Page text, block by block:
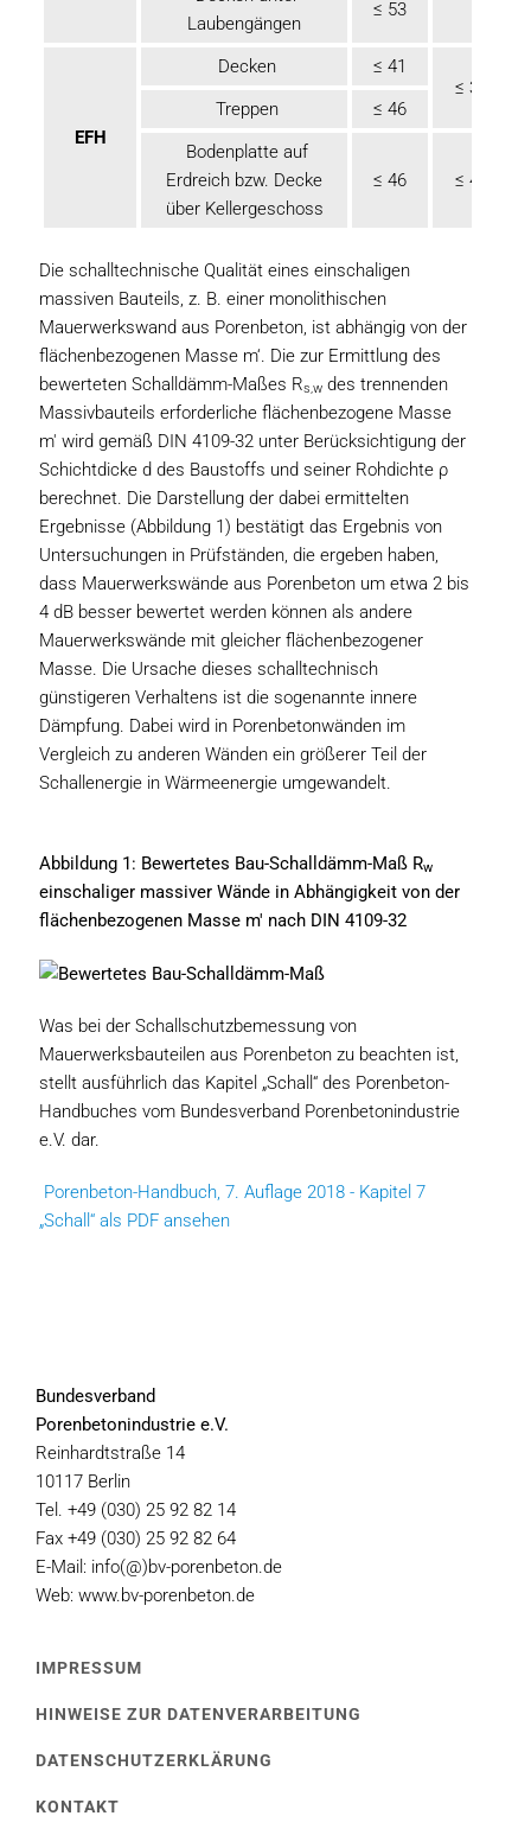
Laubengängen
≤ 53
EFH
Decken
≤ 41
≤ 38
Treppen
≤ 46
Bodenplatte auf
Erdreich bzw. Decke
über Kellergeschoss
≤ 46 ≤ 41
Die schalltechnische Qualität eines einschaligen
massiven Bauteils, z. B. einer monolithischen
Mauerwerkswand aus Porenbeton, ist abhängig von der
flächenbezogenen Masse m‘. Die zur Ermittlung des
bewerteten Schalldämm-Maßes Rs,w des trennenden
Massivbauteils erforderliche flächenbezogene Masse
m' wird gemäß DIN 4109-32 unter Berücksichtigung der
Schichtdicke d des Baustoffs und seiner Rohdichte ρ
berechnet. Die Darstellung der dabei ermittelten
Ergebnisse (Abbildung 1) bestätigt das Ergebnis von
Untersuchungen in Prüfständen, die ergeben haben,
dass Mauerwerkswände aus Porenbeton um etwa 2 bis
4 dB besser bewertet werden können als andere
Mauerwerkswände mit gleicher flächenbezogener
Masse. Die Ursache dieses schalltechnisch
günstigeren Verhaltens ist die sogenannte innere
Dämpfung. Dabei wird in Porenbetonwänden im
Vergleich zu anderen Wänden ein größerer Teil der
Schallenergie in Wärmeenergie umgewandelt.
Abbildung 1: Bewertetes Bau-Schalldämm-Maß Rw
einschaliger massiver Wände in Abhängigkeit von der
flächenbezogenen Masse m' nach DIN 4109-32
Was bei der Schallschutzbemessung von
Mauerwerksbauteilen aus Porenbeton zu beachten ist,
stellt ausführlich das Kapitel „Schall“ des Porenbeton-
Handbuches vom Bundesverband Porenbetonindustrie
e.V. dar.
Porenbeton-Handbuch, 7. Auflage 2018 - Kapitel 7
„Schall“ als PDF ansehen
Bundesverband
Porenbetonindustrie e.V.
Reinhardtstraße 14
10117 Berlin
Tel. +49 (030) 25 92 82 14
Fax +49 (030) 25 92 82 64
E-Mail: info(@)bv-porenbeton.de
Web: www.bv-porenbeton.de
IMPRESSUM
HINWEISE ZUR DATENVERARBEITUNG
DATENSCHUTZERKLÄRUNG
KONTAKT